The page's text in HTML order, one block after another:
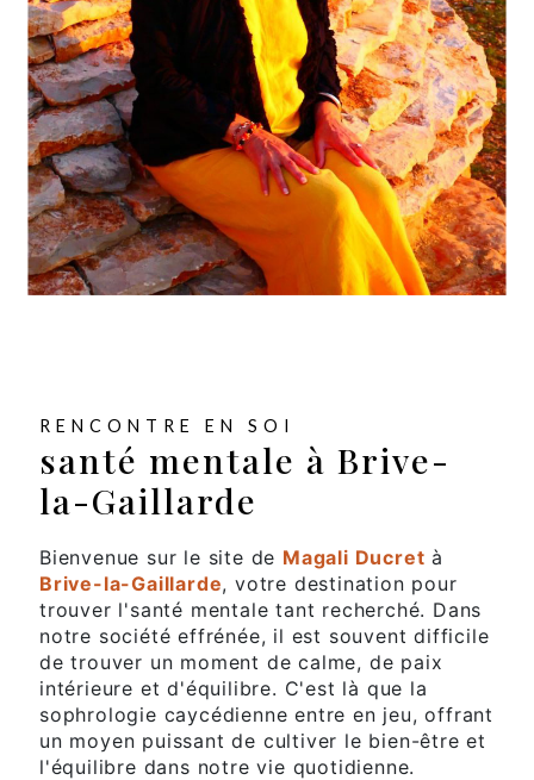
RENCONTRE EN SOI
santé mentale à Brive-
la-Gaillarde
Bienvenue sur le site de Magali Ducret à
Brive-la-Gaillarde, votre destination pour
trouver l'santé mentale tant recherché. Dans
notre société effrénée, il est souvent difficile
de trouver un moment de calme, de paix
intérieure et d'équilibre. C'est là que la
sophrologie caycédienne entre en jeu, offrant
un moyen puissant de cultiver le bien-être et
l'équilibre dans notre vie quotidienne.